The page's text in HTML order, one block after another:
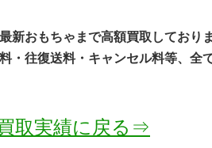
新おもちゃまで高額買取しており
・往復送料・キャンセル料等、全
取実績に戻る⇒